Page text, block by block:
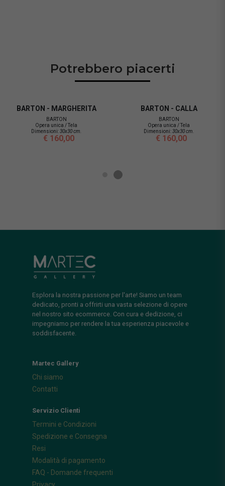
Potrebbero piacerti
BARTON - MARGHERITA
BARTON
Opera unica / Tela
Dimensioni:30x30 cm.
€ 160,00
BARTON - CALLA
BARTON
Opera unica / Tela
Dimensioni:30x30 cm.
€ 160,00
Esplora la nostra passione per l'arte! Siamo un team
dedicato, pronti a offrirti una vasta selezione di opere
nel nostro sito ecommerce. Con cura e dedizione, ci
impegniamo per rendere la tua esperienza piacevole e
soddisfacente.
Martec Gallery
Chi siamo
Contatti
Servizio Clienti
Termini e Condizioni
Spedizione e Consegna
Resi
Modalità di pagamento
FAQ - Domande frequenti